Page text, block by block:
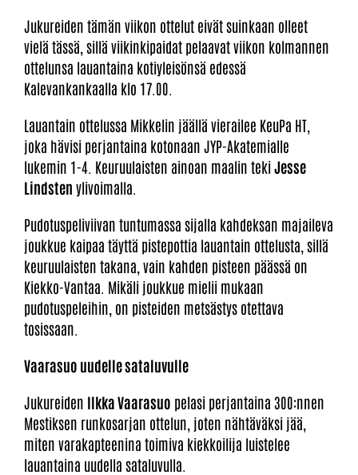
Jukureiden tämän viikon ottelut eivät suinkaan olleet
vielä tässä, sillä viikinkipaidat pelaavat viikon kolmannen
ottelunsa lauantaina kotiyleisönsä edessä
Kalevankankaalla klo 17.00.
Lauantain ottelussa Mikkelin jäällä vierailee KeuPa HT,
joka hävisi perjantaina kotonaan JYP-Akatemialle
lukemin 1-4. Keuruulaisten ainoan maalin tekiJesse
Lindsten ylivoimalla.
Pudotuspeliviivan tuntumassa sijalla kahdeksan majaileva
joukkue kaipaa täyttä pistepottia lauantain ottelusta, sillä
keuruulaisten takana, vain kahden pisteen päässä on
Kiekko-Vantaa. Mikäli joukkue mielii mukaan
pudotuspeleihin, on pisteiden metsästys otettava
tosissaan.
Vaarasuo uudelle sataluvulle
Jukureiden Ilkka Vaarasuo pelasi perjantaina 300:nnen
Mestiksen runkosarjan ottelun, joten nähtäväksi jää,
miten varakapteenina toimiva kiekkoilija luistelee
lauantaina uudella sataluvulla.